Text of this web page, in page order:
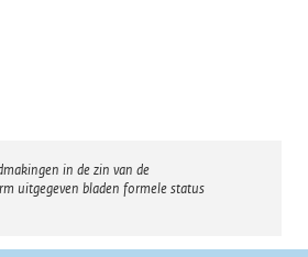
in de zin van de
uitgegeven bladen formele status